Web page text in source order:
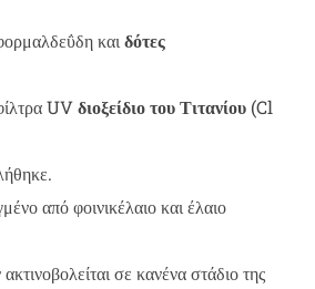
και δότες
UVδιοξείδιο του Τιτανίου(Cl
από φοινικέλαιο και έλαιο
σε κανένα στάδιο της